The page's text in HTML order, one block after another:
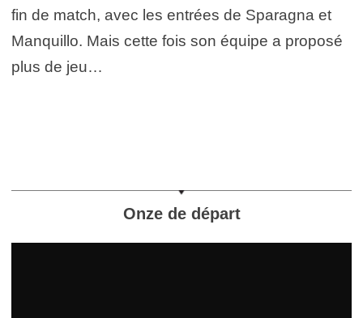
fin de match, avec les entrées de Sparagna et
Manquillo. Mais cette fois son équipe a proposé
plus de jeu…
Onze de départ